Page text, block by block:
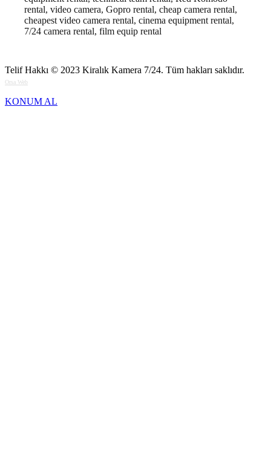
rental, video camera, Gopro rental, cheap camera rental,
cheapest video camera rental, cinema equipment rental,
7/24 camera rental, film equip rental
Telif Hakkı © 2023 Kiralık Kamera 7/24. Tüm hakları saklıdır.
Orsa Web
KONUM AL